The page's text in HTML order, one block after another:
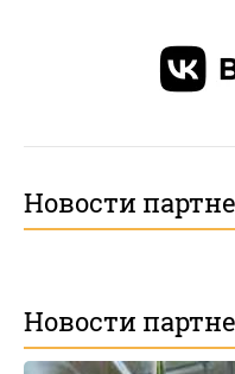
Новости
Новости